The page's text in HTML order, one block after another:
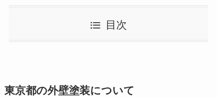
目次
東京都の外壁塗装について